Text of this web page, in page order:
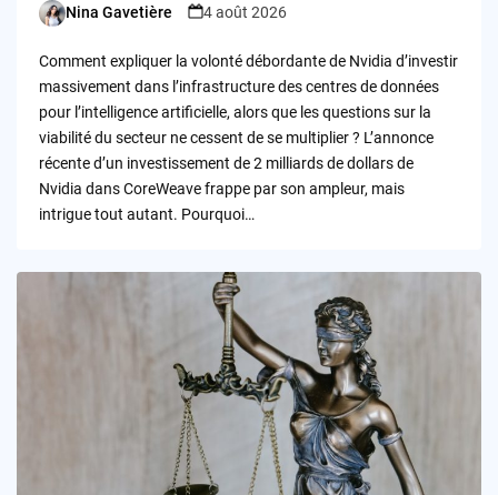
Posted
Nina Gavetière 4 août 2026
Comment expliquer la volonté débordante de Nvidia d’investir
massivement dans l’infrastructure des centres de données
pour l’intelligence artificielle, alors que les questions sur la
viabilité du secteur ne cessent de se multiplier ? L’annonce
récente d’un investissement de 2 milliards de dollars de
Nvidia dans CoreWeave frappe par son ampleur, mais
intrigue tout autant. Pourquoi…